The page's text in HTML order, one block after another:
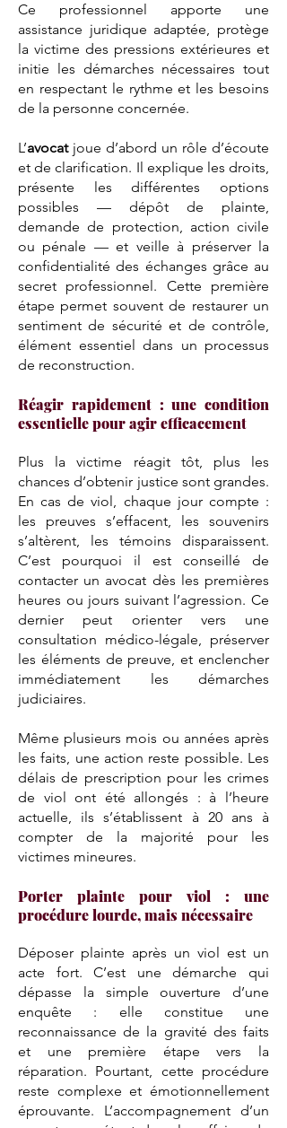
Ce professionnel apporte une
assistance juridique adaptée, protège
la victime des pressions extérieures et
initie les démarches nécessaires tout
en respectant le rythme et les besoins
de la personne concernée.
L’avocatjoue d’abord un rôle d’écoute
et de clarification. Il explique les droits,
présente les différentes options
possibles — dépôt de plainte,
demande de protection, action civile
ou pénale — et veille à préserver la
confidentialité des échanges grâce au
secret professionnel. Cette première
étape permet souvent de restaurer un
sentiment de sécurité et de contrôle,
élément essentiel dans un processus
de reconstruction.
Réagir rapidement : une condition
essentielle pour agir efficacement
Plus la victime réagit tôt, plus les
chances d’obtenir justice sont grandes.
En cas de viol, chaque jour compte :
les preuves s’effacent, les souvenirs
s’altèrent, les témoins disparaissent.
C’est pourquoi il est conseillé de
contacter un avocat dès les premières
heures ou jours suivant l’agression. Ce
dernier peut orienter vers une
consultation médico-légale, préserver
les éléments de preuve, et enclencher
immédiatement les démarches
judiciaires.
Même plusieurs mois ou années après
les faits, une action reste possible. Les
délais de prescription pour les crimes
de viol ont été allongés : à l’heure
actuelle, ils s’établissent à 20 ans à
compter de la majorité pour les
victimes mineures.
Porter plainte pour viol : une
procédure lourde, mais nécessaire
Déposer plainte après un viol est un
acte fort. C’est une démarche qui
dépasse la simple ouverture d’une
enquête : elle constitue une
reconnaissance de la gravité des faits
et une première étape vers la
réparation. Pourtant, cette procédure
reste complexe et émotionnellement
éprouvante. L’accompagnement d’un